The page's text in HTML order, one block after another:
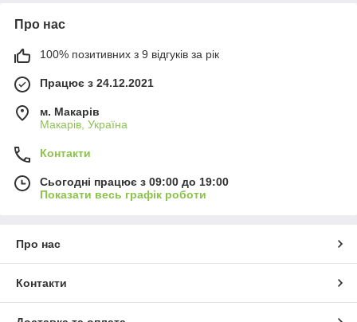
Про нас
100% позитивних з 9 відгуків за рік
Працює з 24.12.2021
м. Макарів
Макарів, Україна
Контакти
Сьогодні працює з 09:00 до 19:00
Показати весь графік роботи
Про нас
Контакти